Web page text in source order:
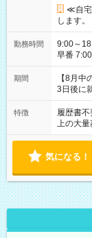
≪自宅
します。
勤務時間
9:00～18:00（休憩60
早番 7:00
と休みを
「でき
ね。 ※Wワーク希望の方へ 今ご覧のお仕事で希望する勤務時間
と、も
合は応
期間
【8月
3日後に
特徴 履歴書不
上の大量
気になる！